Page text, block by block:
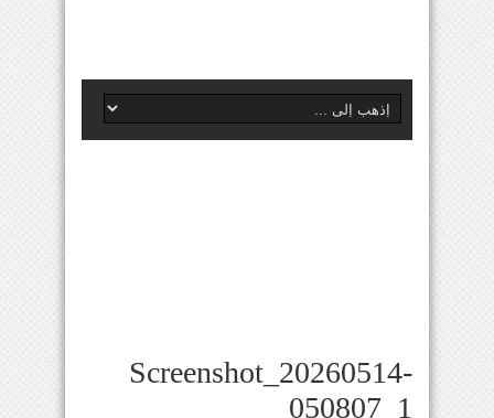
Screenshot_20260514-
050807_1